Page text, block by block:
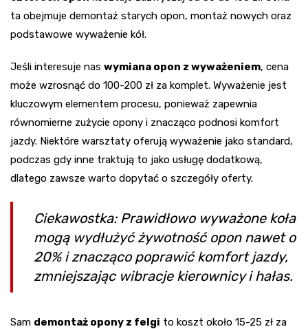
ta obejmuje demontaż starych opon, montaż nowych oraz
podstawowe wyważenie kół.
Jeśli interesuje nas wymiana opon z wyważeniem, cena
może wzrosnąć do 100-200 zł za komplet. Wyważenie jest
kluczowym elementem procesu, ponieważ zapewnia
równomierne zużycie opony i znacząco podnosi komfort
jazdy. Niektóre warsztaty oferują wyważenie jako standard,
podczas gdy inne traktują to jako usługę dodatkową,
dlatego zawsze warto dopytać o szczegóły oferty.
Ciekawostka: Prawidłowo wyważone koła
mogą wydłużyć żywotność opon nawet o
20% i znacząco poprawić komfort jazdy,
zmniejszając wibracje kierownicy i hałas.
Sam demontaż opony z felgi to koszt około 15-25 zł za